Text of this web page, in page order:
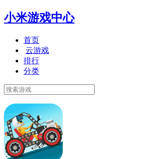
小米游戏中心
首页
云游戏
排行
分类